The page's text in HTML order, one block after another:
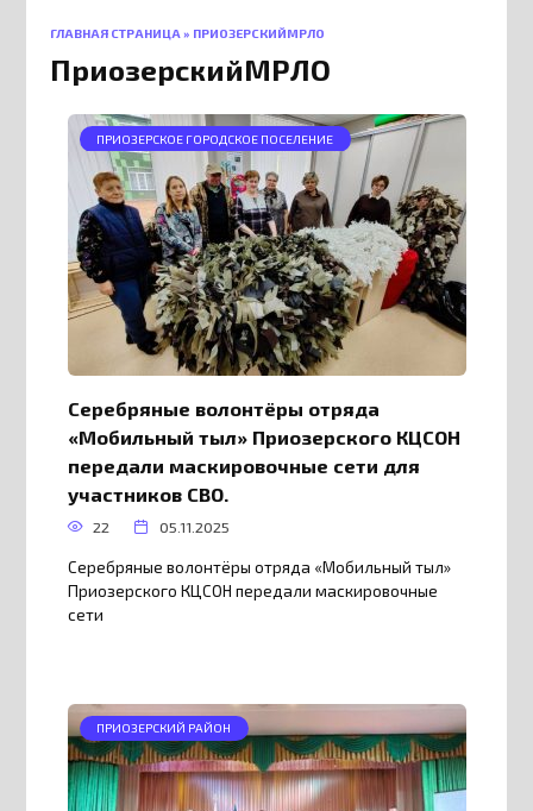
ГЛАВНАЯ СТРАНИЦА » ПРИОЗЕРСКИЙМРЛО
ПриозерскийМРЛО
ПРИОЗЕРСКОЕ ГОРОДСКОЕ ПОСЕЛЕНИЕ
Серебряные волонтёры отряда
«Мобильный тыл» Приозерского КЦСОН
передали маскировочные сети для
участников СВО.
22 05.11.2025
Серебряные волонтёры отряда «Мобильный тыл»
Приозерского КЦСОН передали маскировочные
сети
ПРИОЗЕРСКИЙ РАЙОН